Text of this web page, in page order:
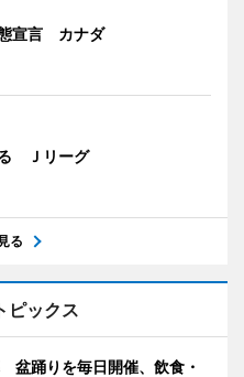
宣言 カナダ
Ｊリーグ
る
ピックス
踊りを毎日開催、飲食・